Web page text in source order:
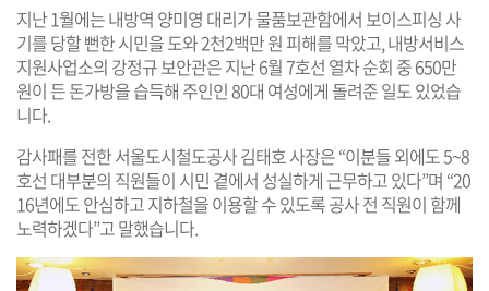
지난 1월에는 내방역 양미영 대리가 물품보관함에서 보이스피싱 사
기를 당할 뻔한 시민을 도와 2천2백만 원 피해를 막았고, 내방서비스
지원사업소의 강정규 보안관은 지난 6월 7호선 열차 순회 중 650만
원이 든 돈가방을 습득해 주인인 80대 여성에게 돌려준 일도 있었습
니다.
감사패를 전한 서울도시철도공사 김태호 사장은 “이분들 외에도 5~8
호선 대부분의 직원들이 시민 곁에서 성실하게 근무하고 있다”며 “20
16년에도 안심하고 지하철을 이용할 수 있도록 공사 전 직원이 함께
노력하겠다”고 말했습니다.